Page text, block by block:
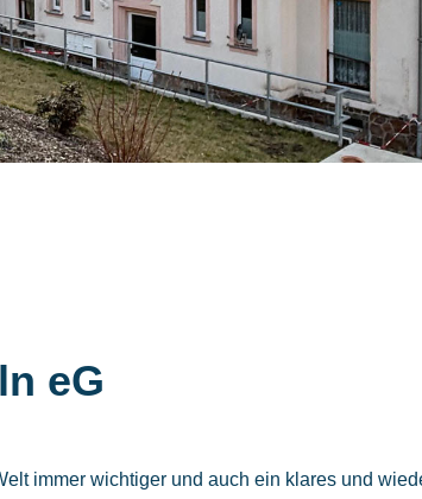
eG
immer wichtiger und auch ein klares und